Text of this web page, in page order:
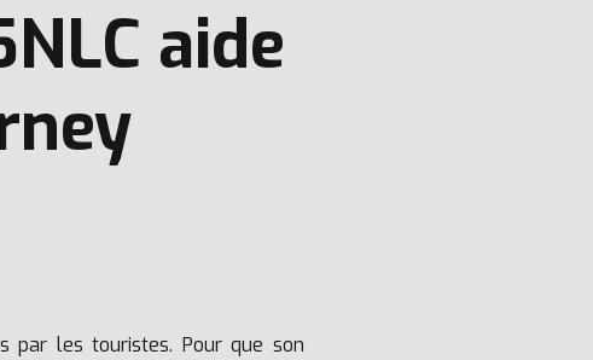
aide
par les touristes. Pour que son